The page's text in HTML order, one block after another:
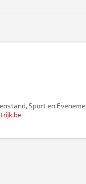
Sport en